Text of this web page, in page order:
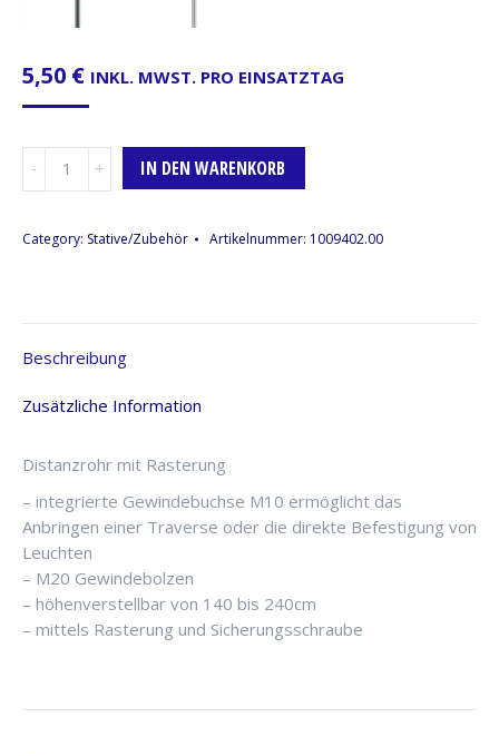
5,50 € INKL. MWST. PRO EINSATZTAG
140-
IN DEN WARENKORB
Category: Stative/Zubehör Artikelnummer: 1009402.00
Beschreibung
Zusätzliche Information
Distanzrohr mit Rasterung
– integrierte Gewindebuchse M10 ermöglicht das
Anbringen einer Traverse oder die direkte Befestigung von
Leuchten
– M20 Gewindebolzen
– höhenverstellbar von 140 bis 240cm
– mittels Rasterung und Sicherungsschraube